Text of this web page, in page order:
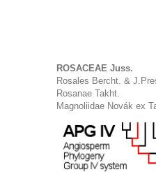
ROSACEAE Juss.
Rosales Bercht. &
Rosanae Takht.
Magnoliidae Novák ex